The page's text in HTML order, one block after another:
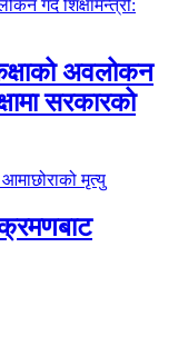
अवलोकन
सरकारको